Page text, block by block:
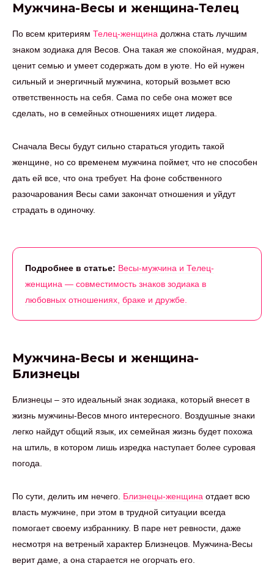
Мужчина-Весы и женщина-Телец
По всем критериям Телец-женщина должна стать лучшим
знаком зодиака для Весов. Она такая же спокойная, мудрая,
ценит семью и умеет содержать дом в уюте. Но ей нужен
сильный и энергичный мужчина, который возьмет всю
ответственность на себя. Сама по себе она может все
сделать, но в семейных отношениях ищет лидера.
Сначала Весы будут сильно стараться угодить такой
женщине, но со временем мужчина поймет, что не способен
дать ей все, что она требует. На фоне собственного
разочарования Весы сами закончат отношения и уйдут
страдать в одиночку.
Подробнее в статье: Весы-мужчина и Телец-
женщина — совместимость знаков зодиака в
любовных отношениях, браке и дружбе.
Мужчина-Весы и женщина-
Близнецы
Близнецы – это идеальный знак зодиака, который внесет в
жизнь мужчины-Весов много интересного. Воздушные знаки
легко найдут общий язык, их семейная жизнь будет похожа
на штиль, в котором лишь изредка наступает более суровая
погода.
По сути, делить им нечего. Близнецы-женщина отдает всю
власть мужчине, при этом в трудной ситуации всегда
помогает своему избраннику. В паре нет ревности, даже
несмотря на ветреный характер Близнецов. Мужчина-Весы
верит даме, а она старается не огорчать его.